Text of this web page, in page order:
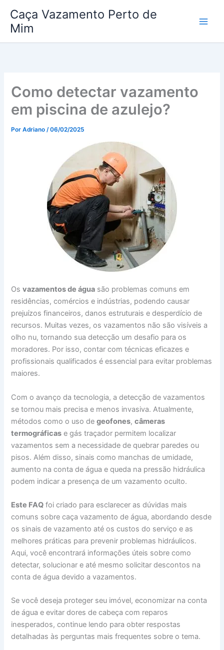
para
conteúdo
Caça Vazamento Perto de
Mim
Como detectar vazamento
em piscina de azulejo?
PorAdriano/06/02/2025
Osvazamentos de água são problemas comuns em
residências, comércios e indústrias, podendo causar
prejuízos financeiros, danos estruturais e desperdício de
recursos. Muitas vezes, os vazamentos não são visíveis a
olho nu, tornando sua detecção um desafio para os
moradores. Por isso, contar com técnicas eficazes e
profissionais qualificados é essencial para evitar problemas
maiores.
Com o avanço da tecnologia, a detecção de vazamentos
se tornou mais precisa e menos invasiva. Atualmente,
métodos como o uso degeofones,câmeras
termográficas e gás traçador permitem localizar
vazamentos sem a necessidade de quebrar paredes ou
pisos. Além disso, sinais como manchas de umidade,
aumento na conta de água e queda na pressão hidráulica
podem indicar a presença de um vazamento oculto.
Este FAQ foi criado para esclarecer as dúvidas mais
comuns sobre caça vazamento de água, abordando desde
os sinais de vazamento até os custos do serviço e as
melhores práticas para prevenir problemas hidráulicos.
Aqui, você encontrará informações úteis sobre como
detectar, solucionar e até mesmo solicitar descontos na
conta de água devido a vazamentos.
Se você deseja proteger seu imóvel, economizar na conta
de água e evitar dores de cabeça com reparos
inesperados, continue lendo para obter respostas
detalhadas às perguntas mais frequentes sobre o tema.